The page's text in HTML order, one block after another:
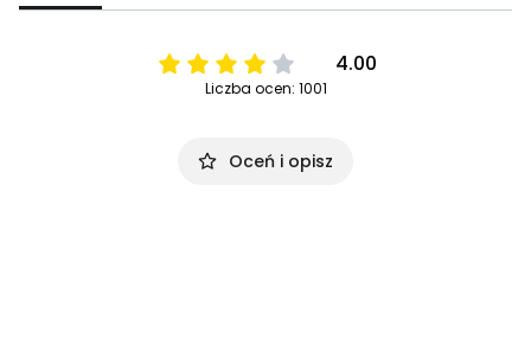
4.00
Liczba ocen: 1001
Oceń i opisz